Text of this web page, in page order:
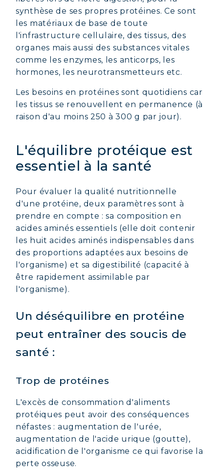
synthèse de ses propres protéines. Ce sont
les matériaux de base de toute
l'infrastructure cellulaire, des tissus, des
organes mais aussi des substances vitales
comme les enzymes, les anticorps, les
hormones, les neurotransmetteurs etc.
Les besoins en protéines sont quotidiens car
les tissus se renouvellent en permanence (à
raison d'au moins 250 à 300 g par jour).
L'équilibre protéique est
essentiel à la santé
Pour évaluer la qualité nutritionnelle
d'une protéine, deux paramètres sont à
prendre en compte : sa composition en
acides aminés essentiels (elle doit contenir
les huit acides aminés indispensables dans
des proportions adaptées aux besoins de
l'organisme) et sa digestibilité (capacité à
être rapidement assimilable par
l'organisme).
Un déséquilibre en protéine
peut entraîner des soucis de
santé :
Trop de protéines
L'excès de consommation d'aliments
protéiques peut avoir des conséquences
néfastes : augmentation de l'urée,
augmentation de l'acide urique (goutte),
acidification de l'organisme ce qui favorise la
perte osseuse.